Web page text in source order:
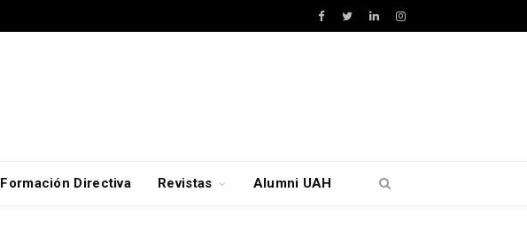
Facebook
TwitterLinkedInInstagram
Formación Directiva Revistas Alumni UAH